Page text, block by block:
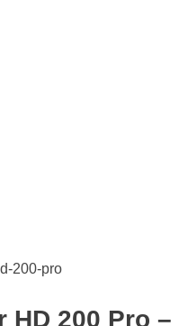
HD 200 Pro –